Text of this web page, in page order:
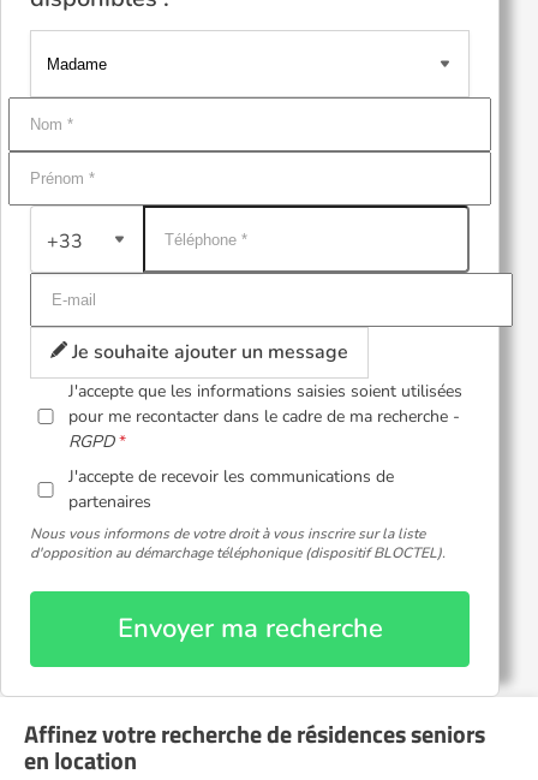
+33
Je souhaite ajouter un message
J'accepte que les informations saisies soient utilisées
pour me recontacter dans le cadre de ma recherche -
RGPD
J'accepte de recevoir les communications de
partenaires
Nous vous informons de votre droit à vous inscrire sur la liste
d'opposition au démarchage téléphonique (dispositif BLOCTEL).
Envoyer ma recherche
Affinez votre recherche de résidences seniors
en location